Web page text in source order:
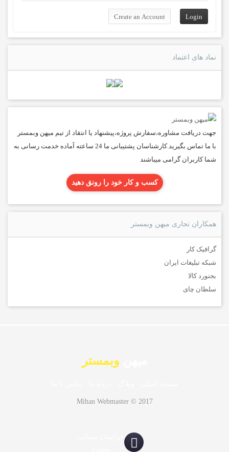
نماد های اعتماد
جهت دریافت مشاوره،سفارش پروژه،پیشنهاد یا انتقاد از تیم میهن وبمستر
با ما تماس بگیرید.کارشناسان پشتیبانی ما 24 ساعته آماده خدمت رسانی به
شما کاربران گرامی میباشند
کسب و کار خود را رونق دهید
همکاران تجاری میهن وبمستر
گرافیک کار
شبکه تبلیغات ایران
بجنورد کالا
سلطان چای
وبمستر
Mihan Webmaster © 2017